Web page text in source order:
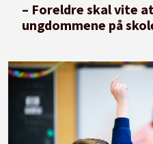
– Foreldre skal vite
ungdommene på